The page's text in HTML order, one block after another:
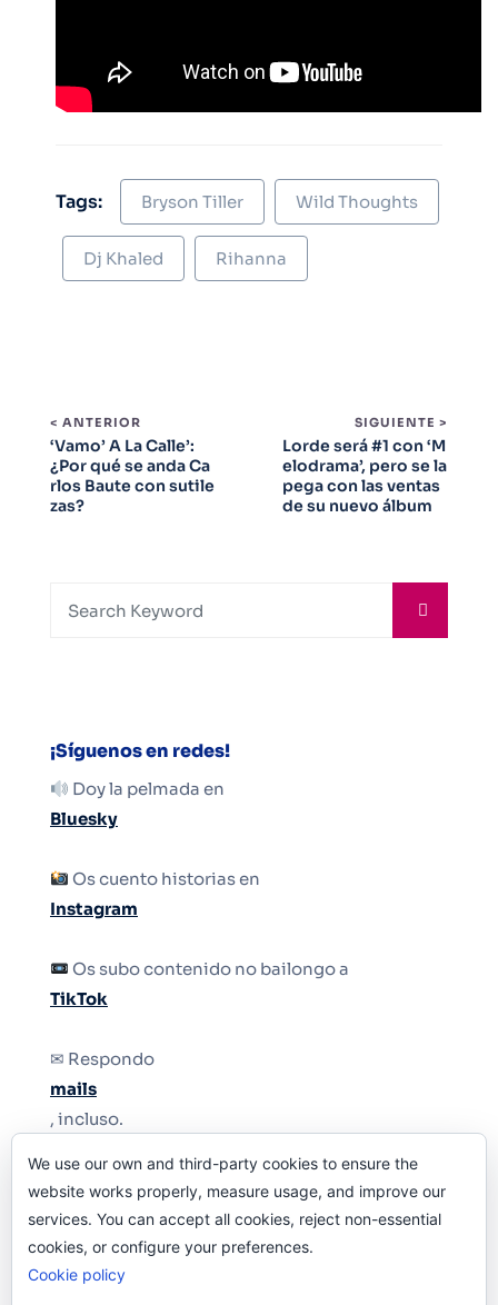
Tags: Bryson Tiller Wild Thoughts
Dj Khaled Rihanna
< ANTERIOR
‘Vamo’ A La Calle’:
¿Por qué se anda Ca
rlos Baute con sutile
zas?
SIGUIENTE >
Lorde será #1 con ‘M
elodrama’, pero se la
pega con las ventas
de su nuevo álbum
¡Síguenos en redes!
Doy la pelmada en
Bluesky
Os cuento historias en
Instagram
Os subo contenido no bailongo a
TikTok
✉ Respondo
mails
, incluso.
Y si una persona no puede tener teléfono, que
le quiten el teléfono.
We use our own and third-party cookies to ensure the
website works properly, measure usage, and improve our
services. You can accept all cookies, reject non-essential
cookies, or configure your preferences.
Cookie policy